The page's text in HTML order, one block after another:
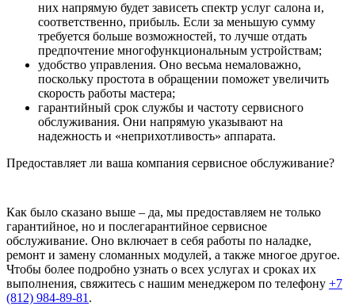
них напрямую будет зависеть спектр услуг салона и,
соответственно, прибыль. Если за меньшую сумму
требуется больше возможностей, то лучше отдать
предпочтение многофункциональным устройствам;
удобство управления. Оно весьма немаловажно,
поскольку простота в обращении поможет увеличить
скорость работы мастера;
гарантийный срок службы и частоту сервисного
обслуживания. Они напрямую указывают на
надежность и «неприхотливость» аппарата.
Предоставляет ли ваша компания сервисное обслуживание?
Как было сказано выше – да, мы предоставляем не только
гарантийное, но и послегарантийное сервисное
обслуживание. Оно включает в себя работы по наладке,
ремонт и замену сломанных модулей, а также многое другое.
Чтобы более подробно узнать о всех услугах и сроках их
выполнения, свяжитесь с нашим менеджером по телефону +7
(812) 984-89-81.